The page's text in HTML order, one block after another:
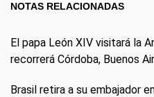
NOTAS RELACIONADAS
El papa León XIV visitará la
recorrerá Córdoba, Buenos
Brasil retira a su embajador